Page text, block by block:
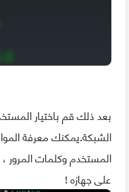
بعد ذلك قم باختيار
الشبكة.يمكنك معرفة
المستخدم وكلمات
على جهازه !